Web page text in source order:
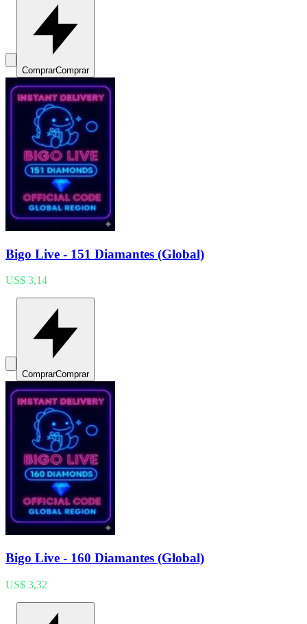
ComprarComprar
Bigo Live - 151 Diamantes (Global)
US$ 3,14
ComprarComprar
Bigo Live - 160 Diamantes (Global)
US$ 3,32